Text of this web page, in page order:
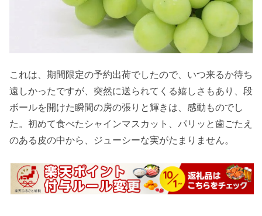
これは、期間限定の予約出荷でしたので、いつ来るか待ち
遠しかったですが、突然に送られてくる嬉しさもあり、段
ボールを開けた瞬間の房の張りと輝きは、感動ものでし
た。初めて食べたシャインマスカット、パリッと歯ごたえ
のある皮の中から、ジューシーな実がたまりません。